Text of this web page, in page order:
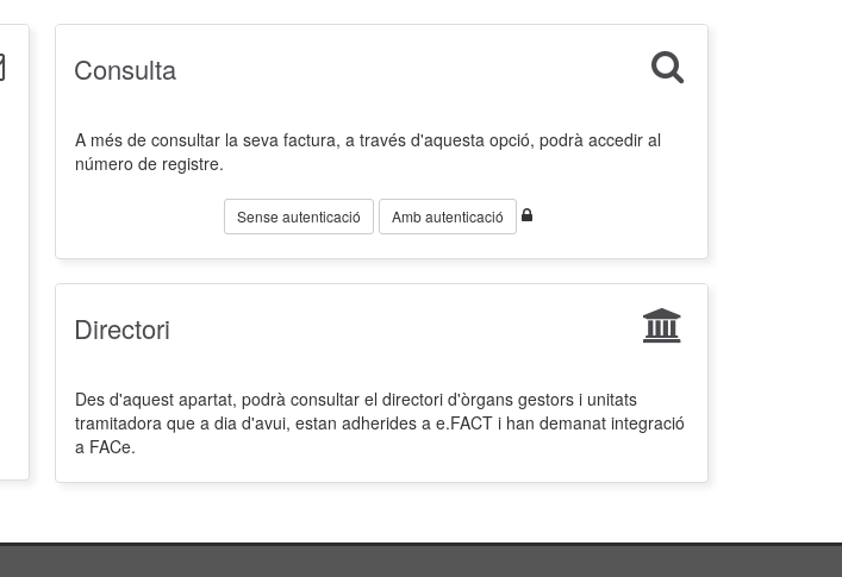
Consulta
A més de consultar la seva factura, a través d'aquesta opció, podrà accedir al
número de registre.
Sense autenticació Amb autenticació
Directori
Des d'aquest apartat, podrà consultar el directori d'òrgans gestors i unitats
tramitadora que a dia d'avui, estan adherides a e.FACT i han demanat integració
a FACe.